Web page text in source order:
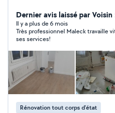
portes. -parquet et carrelage. -conseils en
d'intérieure ( agencement,
intervention sur les petits
petites électricité et
murs : cadres ,triangles ...).
Dernier avis laissé par
Il y a plus de 6 mois
Très professionnel Maleck travaille
ses services!
Rénovation tout corps d’état